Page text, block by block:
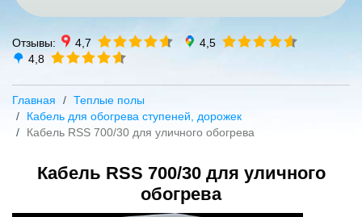
Отзывы: 4,7
4,5
4,8
Главная
Теплые полы
Кабель для обогрева ступеней, дорожек
Кабель RSS 700/30 для уличного обогрева
Кабель RSS 700/30 для уличного
обогрева